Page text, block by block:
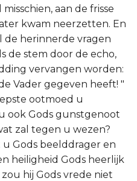
aan de frisse
kwam neerzetten. En
de herinnerde vragen
de stem door de echo,
vervangen worden:
Vader gegeven heeft! "
ootmoed u
ook Gods gunstgenoot
zal tegen u wezen?
Gods beelddrager en
heiligheid Gods heerlijk
hij Gods vrede niet